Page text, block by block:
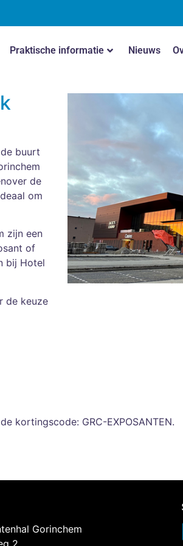
Praktische informatie Nieuws
buurt
de
om
zijn een
of
bij Hotel
de keuze
kortingscode: GRC-EXPOSANTEN.
Gorinchem
2